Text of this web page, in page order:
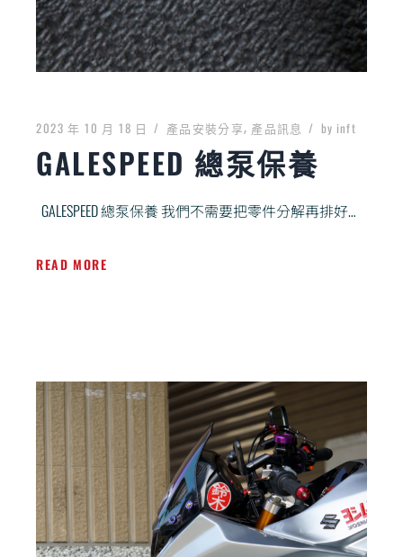
2023 年 10 月 18 日 產品安裝分享 產品訊息 by inft
GALESPEED 總泵保養
GALESPEED 總泵保養 我們不需要把零件分解再排好給你看， 因為都要丟掉了，排整齊要幹嘛？ […]
READ MORE